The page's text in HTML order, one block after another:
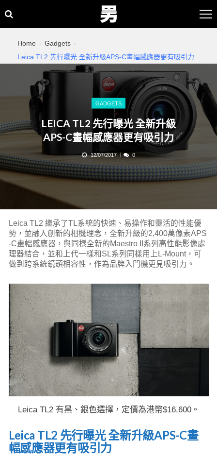
to
to
Home
Gadgets
Leica TL2 先行曝光 全新升級APS-C畫幅感應器更有吸引力
GADGETS
LEICA TL2 先行曝光 全新升級
APS-C畫幅感應器更有吸引力
12/07/2017 0
Leica TL2 繼承了TL系統的快速、易操作和靈活的性能優
勢，並融入創新的相機理念，全新升級的2,400萬像素APS
-C畫幅感應器，與同樣全新的Maestro II系列高性能影像處
理器結合，並和上代一樣和SL系列同樣用上L-Mount，可
做到跨系統鏡頭相容性，作為品牌入門機更見吸引力。
Leica TL2 有黑、銀色選擇，定價為港幣$16,600。
Leica TL2 先行曝光 全新升級APS-C畫
幅感應器更有吸引力